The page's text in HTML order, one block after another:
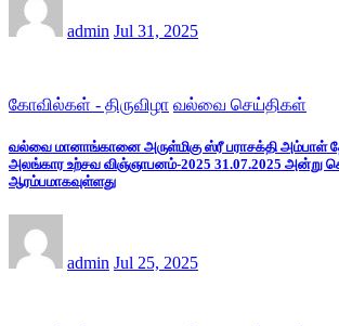
admin Jul 31, 2025
கோவில்கள் - திருவிழா வல்வை செய்திகள்
வல்வை மானாங்கானை அருள்மிகு ஸ்ரீ பராசக்தி அம்பாள்
அலங்கார உற்சவ விஞ்ஞாபனம்-2025 31.07.2025 அன்று
ஆரம்பமாகவுள்ளது
admin Jul 25, 2025